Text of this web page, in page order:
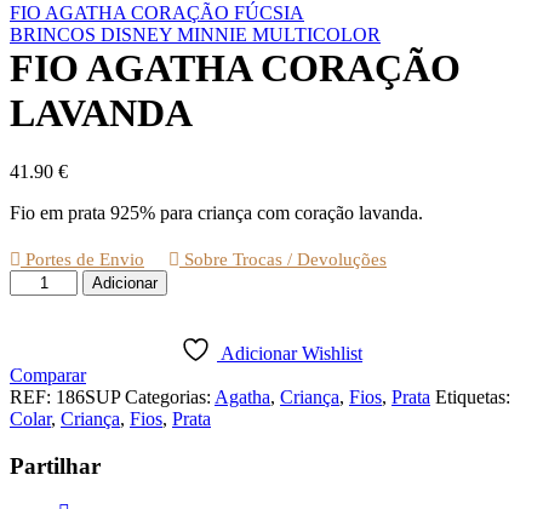
FIO AGATHA CORAÇÃO FÚCSIA
BRINCOS DISNEY MINNIE MULTICOLOR
FIO AGATHA CORAÇÃO
LAVANDA
41.90 €
Fio em prata 925% para criança com coração lavanda.
Portes de Envio Sobre Trocas / Devoluções
Quantidade
de
CORAÇÃO
LAVANDA
Adicionar
Adicionar Wishlist
Comparar
REF: 186SUP Categorias: Agatha, Criança, Fios, Prata Etiquetas:
Colar, Criança, Fios, Prata
Partilhar